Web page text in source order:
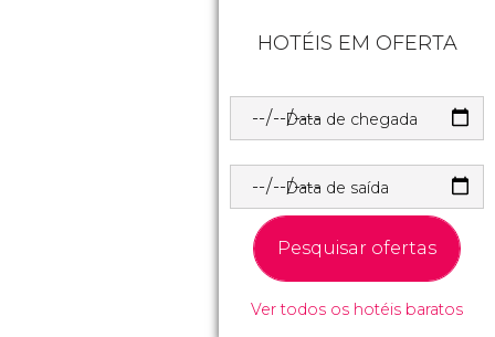
HOTÉIS EM OFERTA
Data de chegada
Data de saída
Pesquisar ofertas
Ver todos os hotéis baratos